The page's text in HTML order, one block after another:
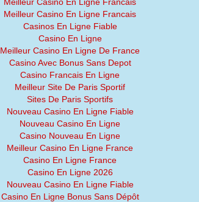
Meilleur Casino En Ligne Francais
Casinos En Ligne Fiable
Casino En Ligne
Meilleur Casino En Ligne De France
Casino Avec Bonus Sans Depot
Casino Francais En Ligne
Meilleur Site De Paris Sportif
Sites De Paris Sportifs
Nouveau Casino En Ligne Fiable
Nouveau Casino En Ligne
Casino Nouveau En Ligne
Meilleur Casino En Ligne France
Casino En Ligne France
Casino En Ligne 2026
Nouveau Casino En Ligne Fiable
Casino En Ligne Bonus Sans Dépôt